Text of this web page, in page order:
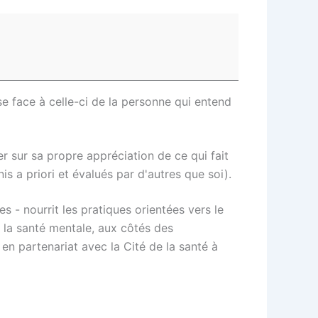
face à celle-ci de la personne qui entend
sur sa propre appréciation de ce qui fait
a priori et évalués par d'autres que soi).
- nourrit les pratiques orientées vers le
santé mentale, aux côtés des
partenariat avec la Cité de la santé à